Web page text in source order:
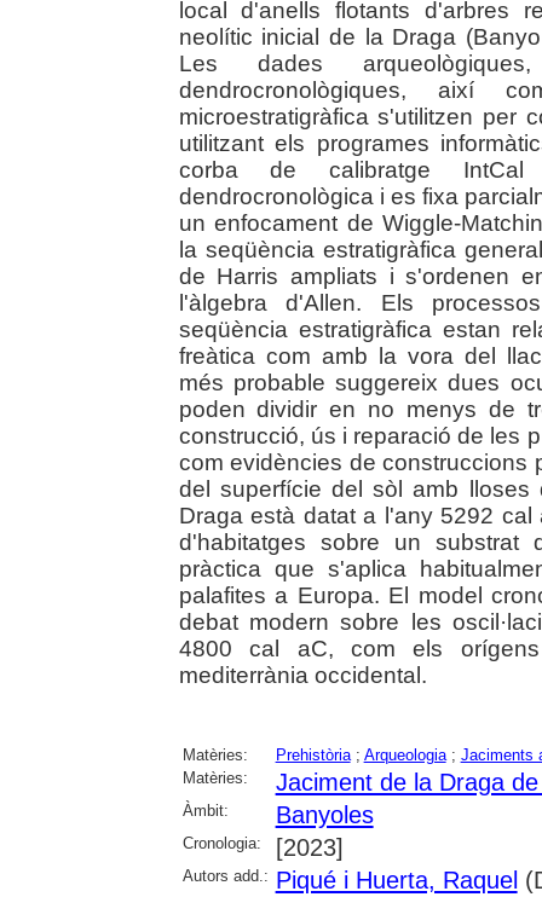
local d'anells flotants d'arbres
neolític inicial de la Draga
Les dades
dendrocronològiques, així
microestratigràfica s'utilitzen per
utilitzant els programes
corba de calibratge
dendrocronològica i es fixa
un enfocament de Wiggle-
la seqüència estratigràfica
de Harris ampliats i s'ordenen
l'àlgebra d'Allen. Els
seqüència estratigràfica estan
freàtica com amb la vora del
més probable suggereix dues
poden dividir en no menys de
construcció, ús i reparació de les
com evidències de construccions
del superfície del sòl amb lloses
Draga està datat a l'any 5292
d'habitatges sobre un substrat
pràctica que s'aplica
palafites a Europa. El model
debat modern sobre les
4800 cal aC, com els
mediterrània occidental.
Matèries: Prehistòria; Arqueologia; Jaciments
Matèries:
Jaciment de la Draga
Àmbit: Banyoles
Cronologia: [2023]
Autors add.: Piqué i Huerta, Raquel